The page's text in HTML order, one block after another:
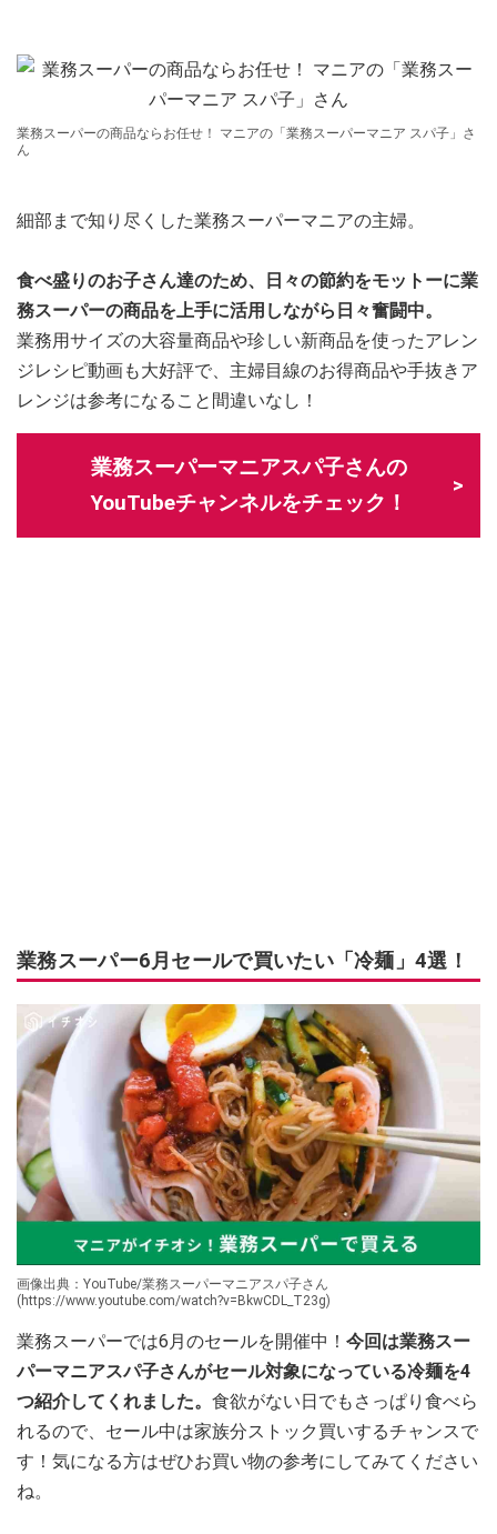
業務スーパーの商品ならお任せ！ マニアの「業務スーパーマニア スパ子」さ
ん
細部まで知り尽くした業務スーパーマニアの主婦。
食べ盛りのお子さん達のため、日々の節約をモットーに業
務スーパーの商品を上手に活用しながら日々奮闘中。
業務用サイズの大容量商品や珍しい新商品を使ったアレン
ジレシピ動画も大好評で、主婦目線のお得商品や手抜きア
レンジは参考になること間違いなし！
業務スーパーマニアスパ子さんの
YouTubeチャンネルをチェック！
業務スーパー6月セールで買いたい「冷麺」4選！
画像出典：YouTube/業務スーパーマニアスパ子さん
(https://www.youtube.com/watch?v=BkwCDL_T23g)
業務スーパーでは6月のセールを開催中！ 今回は業務スー
パーマニアスパ子さんがセール対象になっている冷麺を4
つ紹介してくれました。 食欲がない日でもさっぱり食べら
れるので、セール中は家族分ストック買いするチャンスで
す！気になる方はぜひお買い物の参考にしてみてください
ね。